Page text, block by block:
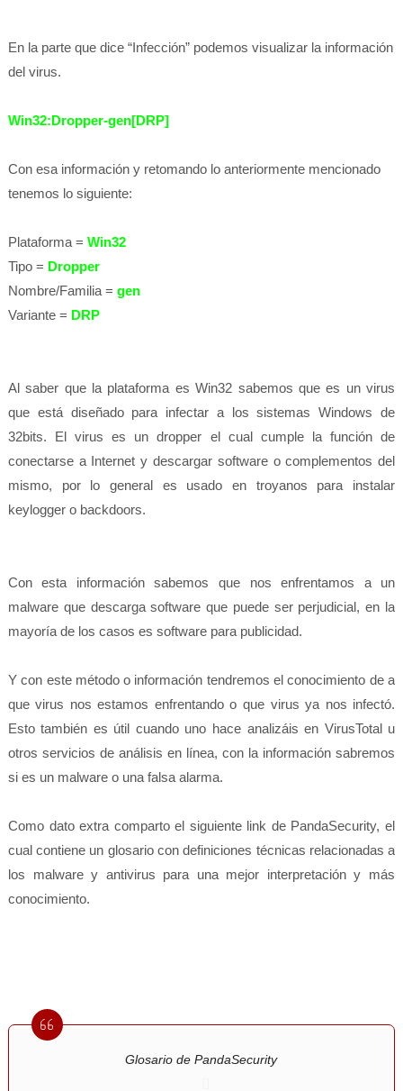
En la parte que dice “Infección” podemos visualizar la información
del virus.
Win32:Dropper-gen[DRP]
Con esa información y retomando lo anteriormente mencionado
tenemos lo siguiente:
Plataforma = Win32
Tipo = Dropper
Nombre/Familia = gen
Variante = DRP
Al saber que la plataforma es Win32 sabemos que es un virus
que está diseñado para infectar a los sistemas Windows de
32bits. El virus es un dropper el cual cumple la función de
conectarse a Internet y descargar software o complementos del
mismo, por lo general es usado en troyanos para instalar
keylogger o backdoors.
Con esta información sabemos que nos enfrentamos a un
malware que descarga software que puede ser perjudicial, en la
mayoría de los casos es software para publicidad.
Y con este método o información tendremos el conocimiento de a
que virus nos estamos enfrentando o que virus ya nos infectó.
Esto también es útil cuando uno hace analizáis en VirusTotal u
otros servicios de análisis en línea, con la información sabremos
si es un malware o una falsa alarma.
Como dato extra comparto el siguiente link de PandaSecurity, el
cual contiene un glosario con definiciones técnicas relacionadas a
los malware y antivirus para una mejor interpretación y más
conocimiento.
Glosario de PandaSecurity